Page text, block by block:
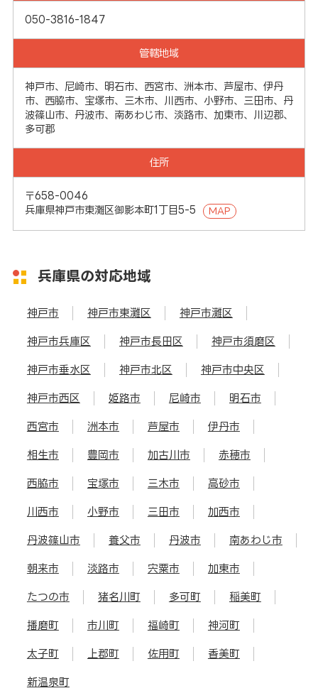
050-3816-1847
管轄地域
神戸市、尼崎市、明石市、西宮市、洲本市、芦屋市、伊丹
市、西脇市、宝塚市、三木市、川西市、小野市、三田市、丹
波篠山市、丹波市、南あわじ市、淡路市、加東市、川辺郡、
多可郡
住所
〒658-0046
兵庫県神戸市東灘区御影本町1丁目5-5
MAP
兵庫県の対応地域
神戸市 神戸市東灘区 神戸市灘区
神戸市兵庫区 神戸市長田区 神戸市須磨区
神戸市垂水区 神戸市北区 神戸市中央区
神戸市西区 姫路市 尼崎市 明石市
西宮市 洲本市 芦屋市 伊丹市
相生市 豊岡市 加古川市 赤穂市
西脇市 宝塚市 三木市 高砂市
川西市 小野市 三田市 加西市
丹波篠山市 養父市 丹波市 南あわじ市
朝来市 淡路市 宍粟市 加東市
たつの市 猪名川町 多可町 稲美町
播磨町 市川町 福崎町 神河町
太子町 上郡町 佐用町 香美町
新温泉町